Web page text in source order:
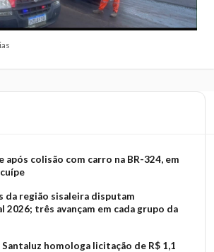
após colisão com carro na BR-324, em
da região sisaleira disputam
2026; três avançam em cada grupo da
homologa licitação de R$ 1,1